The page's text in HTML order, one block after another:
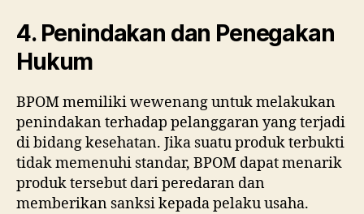
4. Penindakan dan Penegakan
Hukum
BPOM memiliki wewenang untuk melakukan
penindakan terhadap pelanggaran yang terjadi
di bidang kesehatan. Jika suatu produk terbukti
tidak memenuhi standar, BPOM dapat menarik
produk tersebut dari peredaran dan
memberikan sanksi kepada pelaku usaha.